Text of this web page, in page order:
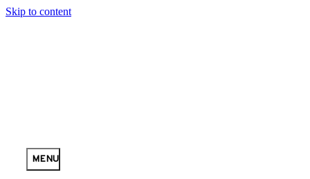
Skip to content
MENU